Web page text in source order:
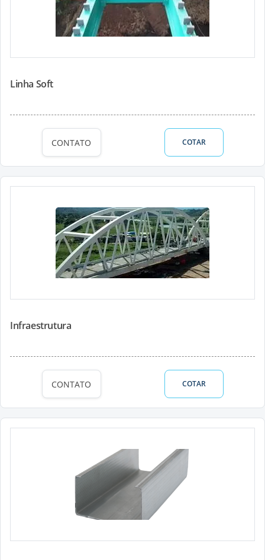
Linha Soft
CONTATO COTAR
Infraestrutura
CONTATO COTAR